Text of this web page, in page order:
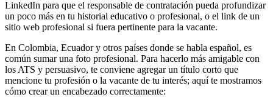
LinkedIn para que el responsable de contratación pueda profundizar
un poco más en tu historial educativo o profesional, o el link de un
sitio web profesional si fuera pertinente para la vacante.
En Colombia, Ecuador y otros países donde se habla español, es
común sumar una foto profesional. Para hacerlo más amigable con
los ATS y persuasivo, te conviene agregar un título corto que
mencione tu profesión o la vacante de tu interés; aquí te mostramos
cómo crear un encabezado correctamente: